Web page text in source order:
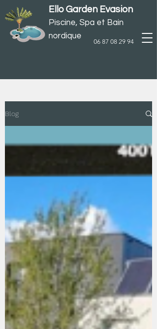
Ello Garden Evasion
Piscine, Spa et Bain
nordique
06 87 08 29 94
Blog